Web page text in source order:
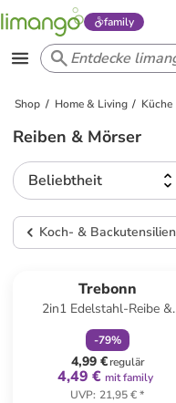
family
Shop Home & Living Küche
Reiben & Mörser
Beliebtheit
Koch- & Backutensilien
Trebonn
2in1 Edelstahl-Reibe &
Schäler in Lila - (B)10 x
(H)31,4 x (T)1,8 cm
-79%
4,99 €regulär
4,49 € mit family
UVP: 21,95 €*